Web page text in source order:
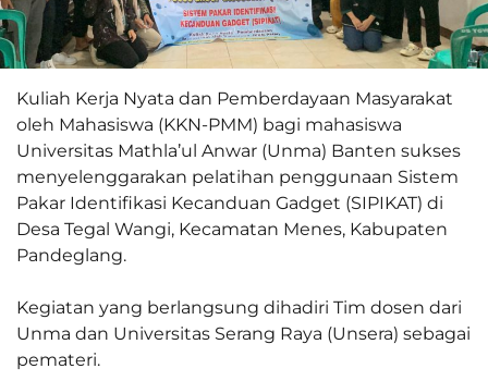
Kuliah Kerja Nyata dan Pemberdayaan Masyarakat
oleh Mahasiswa (KKN-PMM) bagi mahasiswa
Universitas Mathla’ul Anwar (Unma) Banten sukses
menyelenggarakan pelatihan penggunaan Sistem
Pakar Identifikasi Kecanduan Gadget (SIPIKAT) di
Desa Tegal Wangi, Kecamatan Menes, Kabupaten
Pandeglang.
Kegiatan yang berlangsung dihadiri Tim dosen dari
Unma dan Universitas Serang Raya (Unsera) sebagai
pemateri.